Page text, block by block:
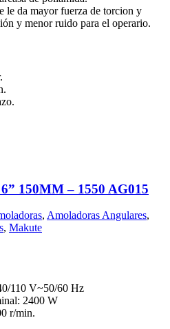
le da mayor fuerza de torcion y
y menor ruido para el operario.
150MM – 1550 AG015
, Amoladoras Angulares,
, Makute
110 V~50/60 Hz
2400 W
r/min.